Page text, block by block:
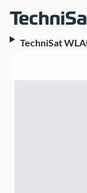
TechniSat